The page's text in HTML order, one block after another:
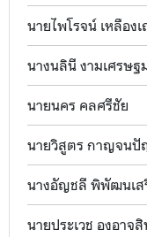
นายไพโรจน์ เหลือง
นางนลินี งามเศรษฐ
นายนคร คลศรีชัย
นายวิสูตร กาญจน
นางอัญชลี พิพัฒนเ
นายประเวช องอาจ